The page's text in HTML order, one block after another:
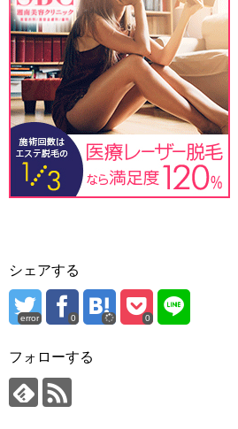
シェアする
error 0 0
フォローする